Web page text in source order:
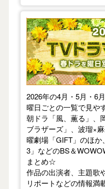
【2026年春】TVド
2026年の4月・5月・6
曜日ごとの一覧で見や
朝ドラ「風、薫る」、
ブラザーズ」、波瑠×
曜劇場「GIFT」のほ
3」などのBS＆
まとめ☆
作品の出演者、主題歌
リポートなどの情報満